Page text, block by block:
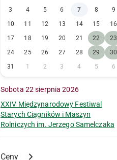
3
4 5 6 7 8
9
10
11 12 13 14 15
16
17
18 19 20 21 22
23
24
25 26 27 28 29
30
31
1 2 3 4 5 6
Sobota 22 sierpnia 2026
XXIV Międzynarodowy Festiwal
Starych Ciągników i Maszyn
Rolniczych im. Jerzego Samelczaka
Ceny